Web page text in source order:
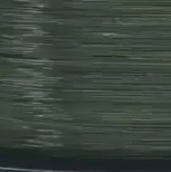
Karşılaştırması
kullanım için uygun,
Kapsamlı Bir
ve edebi değeri
Karşılaştırması
özellikleri, kullanıcı